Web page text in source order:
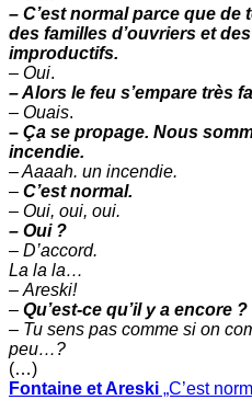
– C’est normal parce que de
des familles d’ouvriers et
improductifs.
– Oui.
– Alors le feu s’empare très
– Ouais.
– Ça se propage. Nous
incendie.
– Aaaah. un incendie.
– C’est normal.
– Oui, oui, oui.
– Oui ?
– D’accord.
La la la…
– Areski!
– Qu’est-ce qu’il y a encore ?
– Tu sens pas comme si on
peu…?
(…)
Fontaine et Areski „C’est